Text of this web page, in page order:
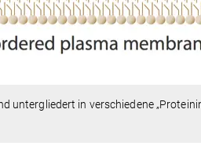
untergliedert in verschiedene